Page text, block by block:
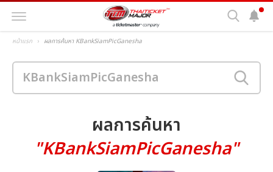
หน้าแรก ผลการค้นหา KBankSiamPicGanesha
ผลการค้นหา
"KBankSiamPicGanesha"